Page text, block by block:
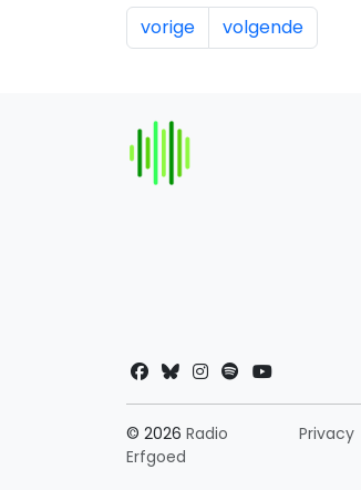
vorige volgende
© 2026 Radio
Erfgoed
Privacy